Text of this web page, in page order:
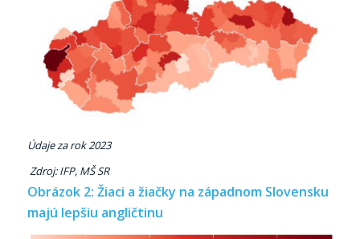
Údaje za rok 2023
Zdroj: IFP, MŠ SR
Obrázok 2: Žiaci a žiačky na západnom Slovensku
majú lepšiu angličtinu